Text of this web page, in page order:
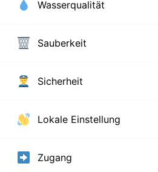
Wasserqualität
Sauberkeit
Sicherheit
Lokale Einstellung
Zugang